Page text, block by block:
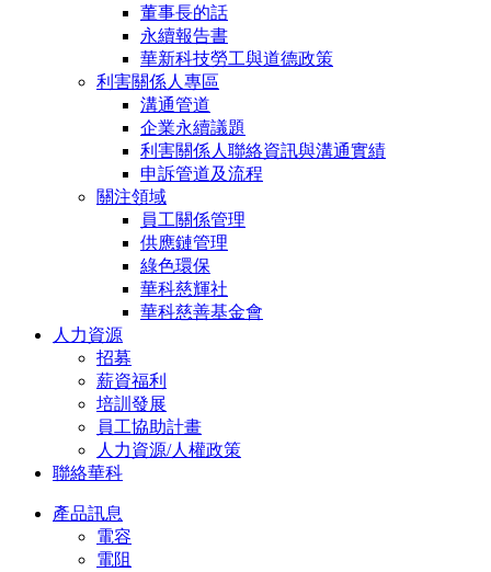
董事長的話
永續報告書
華新科技勞工與道德政策
利害關係人專區
溝通管道
企業永續議題
利害關係人聯絡資訊與溝通實績
申訴管道及流程
關注領域
員工關係管理
供應鏈管理
綠色環保
華科慈輝社
華科慈善基金會
人力資源
招募
薪資福利
培訓發展
員工協助計畫
人力資源/人權政策
聯絡華科
產品訊息
電容
電阻